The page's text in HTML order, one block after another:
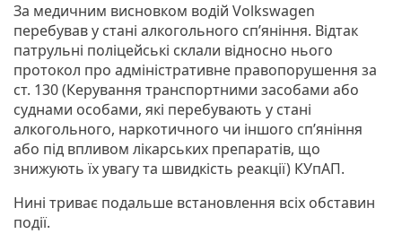
За медичним висновком водій Volkswagen
перебував у стані алкогольного сп’яніння. Відтак
патрульні поліцейські склали відносно нього
протокол про адміністративне правопорушення за
ст. 130 (Керування транспортними засобами або
суднами особами, які перебувають у стані
алкогольного, наркотичного чи іншого сп’яніння
або під впливом лікарських препаратів, що
знижують їх увагу та швидкість реакції) КУпАП.
Нині триває подальше встановлення всіх обставин
події.